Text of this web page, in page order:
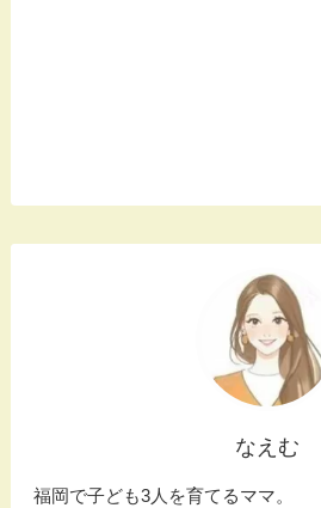
なえむ
福岡で子ども3人を育てるママ。